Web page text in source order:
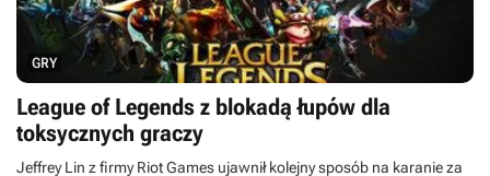
GRY
League of Legends z blokadą łupów dla
toksycznych graczy
Jeffrey Lin z firmy Riot Games ujawnił kolejny sposób na karanie za